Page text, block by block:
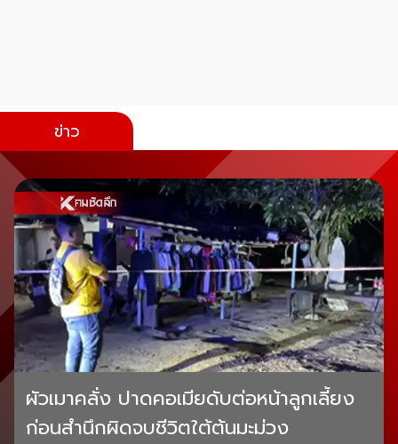
ข่าว
ผัวเมาคลั่ง ปาดคอเมียดับต่อหน้าลูกเลี้ยง
ก่อนสำนึกผิดจบชีวิตใต้ต้นมะม่วง